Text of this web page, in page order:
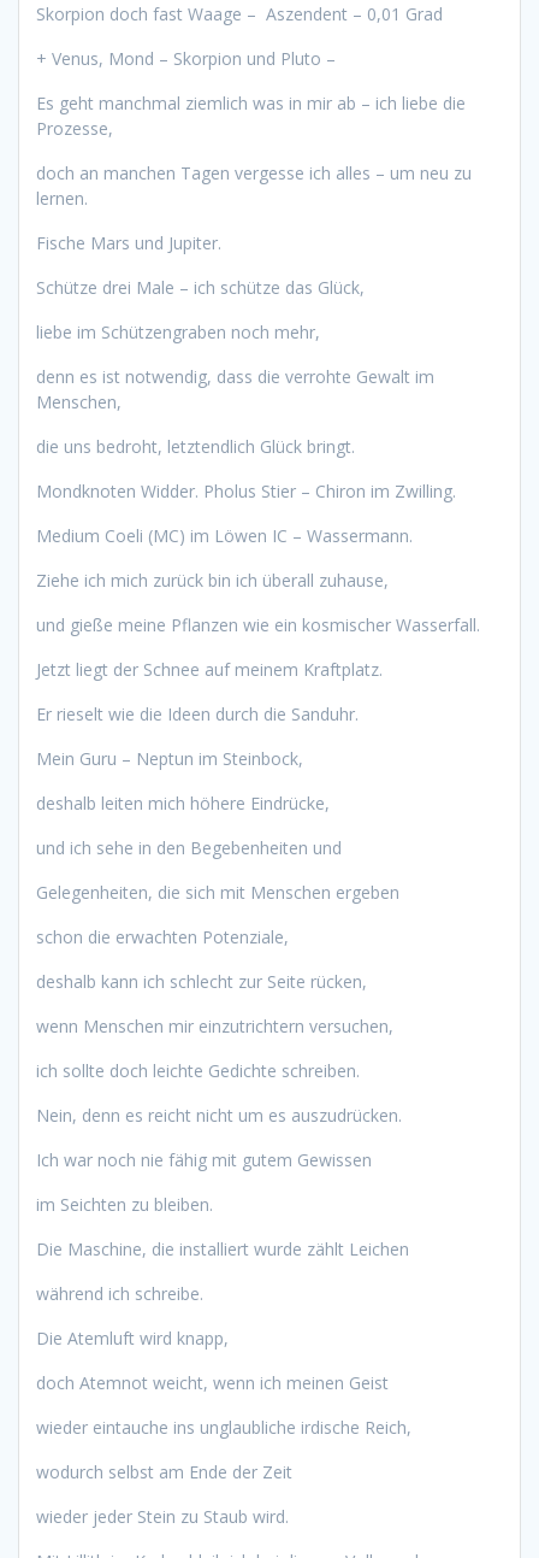
Skorpion doch fast Waage – Aszendent – 0,01 Grad
+ Venus, Mond – Skorpion und Pluto –
Es geht manchmal ziemlich was in mir ab – ich liebe die
Prozesse,
doch an manchen Tagen vergesse ich alles – um neu zu
lernen.
Fische Mars und Jupiter.
Schütze drei Male – ich schütze das Glück,
liebe im Schützengraben noch mehr,
denn es ist notwendig, dass die verrohte Gewalt im
Menschen,
die uns bedroht, letztendlich Glück bringt.
Mondknoten Widder. Pholus Stier – Chiron im Zwilling.
Medium Coeli (MC) im Löwen IC – Wassermann.
Ziehe ich mich zurück bin ich überall zuhause,
und gieße meine Pflanzen wie ein kosmischer Wasserfall.
Jetzt liegt der Schnee auf meinem Kraftplatz.
Er rieselt wie die Ideen durch die Sanduhr.
Mein Guru – Neptun im Steinbock,
deshalb leiten mich höhere Eindrücke,
und ich sehe in den Begebenheiten und
Gelegenheiten, die sich mit Menschen ergeben
schon die erwachten Potenziale,
deshalb kann ich schlecht zur Seite rücken,
wenn Menschen mir einzutrichtern versuchen,
ich sollte doch leichte Gedichte schreiben.
Nein, denn es reicht nicht um es auszudrücken.
Ich war noch nie fähig mit gutem Gewissen
im Seichten zu bleiben.
Die Maschine, die installiert wurde zählt Leichen
während ich schreibe.
Die Atemluft wird knapp,
doch Atemnot weicht, wenn ich meinen Geist
wieder eintauche ins unglaubliche irdische Reich,
wodurch selbst am Ende der Zeit
wieder jeder Stein zu Staub wird.